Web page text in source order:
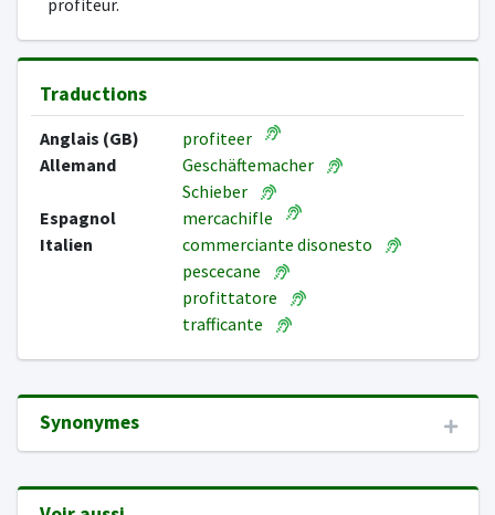
profiteur.
Traductions
Anglais (GB)
profiteer
Allemand
Geschäftemacher
Schieber
Espagnol
mercachifle
Italien
commerciante disonesto
pescecane
profittatore
trafficante
Synonymes